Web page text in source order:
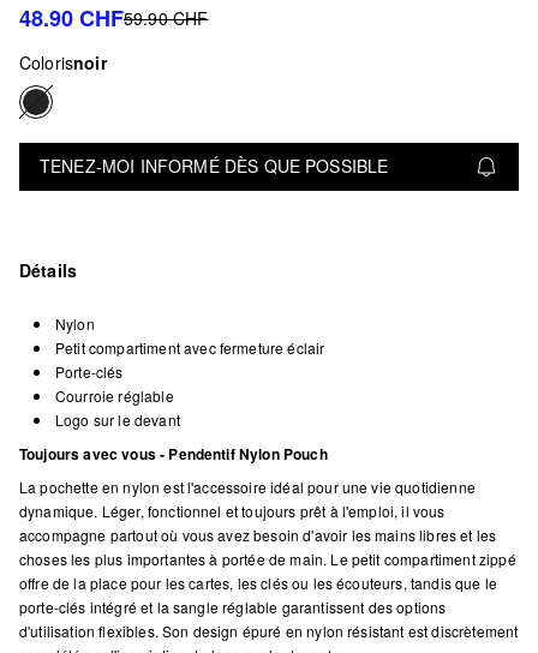
48.90 CHF59.90 CHF
Colorisnoir
TENEZ-MOI INFORMÉ DÈS QUE POSSIBLE
Détails
Nylon
Petit compartiment avec fermeture éclair
Porte-clés
Courroie réglable
Logo sur le devant
Toujours avec vous - Pendentif Nylon Pouch
La pochette en nylon est l'accessoire idéal pour une vie quotidienne
dynamique. Léger, fonctionnel et toujours prêt à l'emploi, il vous
accompagne partout où vous avez besoin d'avoir les mains libres et les
choses les plus importantes à portée de main. Le petit compartiment zippé
offre de la place pour les cartes, les clés ou les écouteurs, tandis que le
porte-clés intégré et la sangle réglable garantissent des options
d'utilisation flexibles. Son design épuré en nylon résistant est discrètement